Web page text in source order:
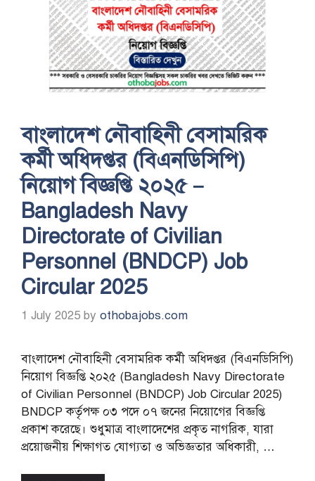
বাংলাদেশ নৌবাহিনী বেসামরিক
কর্মী অধিদপ্তর (বিএনডিসিপি)
নিয়োগ বিজ্ঞপ্তি ২০২৫ –
Bangladesh Navy
Directorate of Civilian
Personnel (BNDCP) Job
Circular 2025
1 July 2025 by othobajobs.com
বাংলাদেশ নৌবাহিনী বেসামরিক কর্মী অধিদপ্তর (বিএনডিসিপি)
নিয়োগ বিজ্ঞপ্তি ২০২৫ (Bangladesh Navy Directorate
of Civilian Personnel (BNDCP) Job Circular 2025)
BNDCP কর্তৃপক্ষ ০৩ পদে ০৭ জনের নিয়োগের বিজ্ঞপ্তি
প্রকাশ করেছে। শুধুমাত্র বাংলাদেশের প্রকৃত নাগরিক, যারা
প্রয়োজনীয় শিক্ষাগত যোগ্যতা ও অভিজ্ঞতার অধিকারী, …